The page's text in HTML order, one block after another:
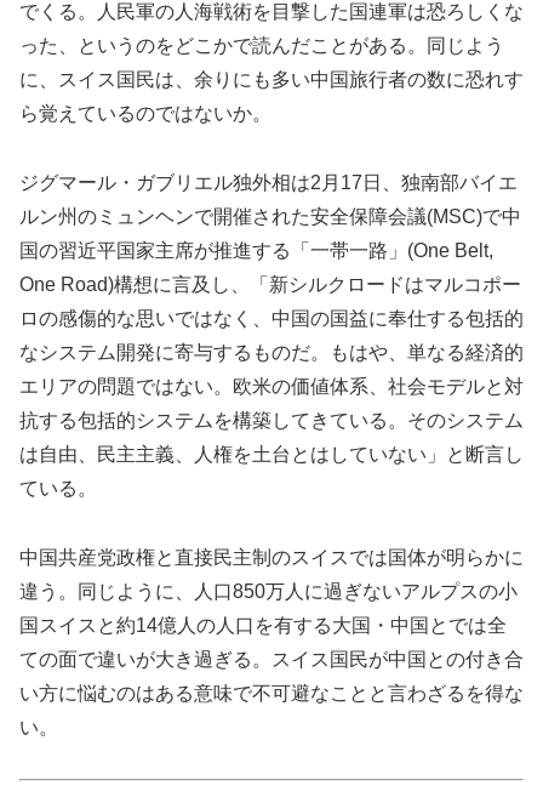
でくる。人民軍の人海戦術を目撃した国連軍は恐ろしくな
った、というのをどこかで読んだことがある。同じよう
に、スイス国民は、余りにも多い中国旅行者の数に恐れす
ら覚えているのではないか。
ジグマール・ガブリエル独外相は2月17日、独南部バイエ
ルン州のミュンヘンで開催された安全保障会議(MSC)で中
国の習近平国家主席が推進する「一帯一路」(One Belt,
One Road)構想に言及し、「新シルクロードはマルコポー
ロの感傷的な思いではなく、中国の国益に奉仕する包括的
なシステム開発に寄与するものだ。もはや、単なる経済的
エリアの問題ではない。欧米の価値体系、社会モデルと対
抗する包括的システムを構築してきている。そのシステム
は自由、民主主義、人権を土台とはしていない」と断言し
ている。
中国共産党政権と直接民主制のスイスでは国体が明らかに
違う。同じように、人口850万人に過ぎないアルプスの小
国スイスと約14億人の人口を有する大国・中国とでは全
ての面で違いが大き過ぎる。スイス国民が中国との付き合
い方に悩むのはある意味で不可避なことと言わざるを得な
い。